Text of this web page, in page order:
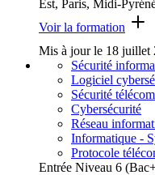
Est, Paris, Midi-
Voir la formation
Mis à jour le 18 juillet
Sécurité
Logiciel
Sécurité
Cybersécurité
Réseau
Informatique -
Protocole
Entrée Niveau 6